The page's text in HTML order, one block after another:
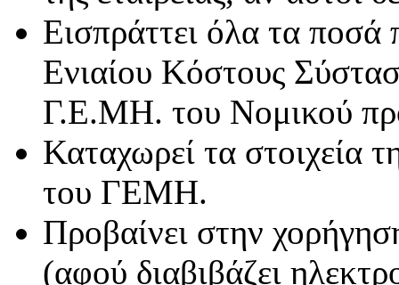
Εισπράττει όλα τα
Ενιαίου Κόστους
Γ.Ε.ΜΗ. του Νομικού
Καταχωρεί τα στοιχεία
του ΓΕΜΗ.
Προβαίνει στην
(αφού διαβιβάζει